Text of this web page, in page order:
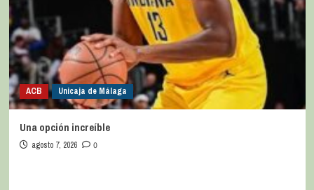
ACB Unicaja de Málaga
Una opción increíble
agosto 7, 2026 0